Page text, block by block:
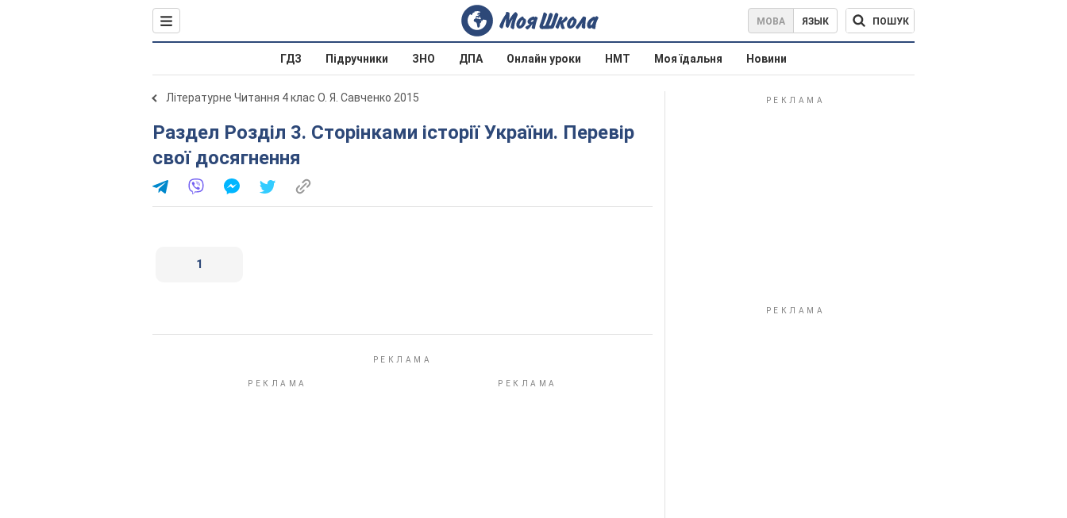
МОВА ЯЗЫК ПОШУК
ГДЗ Підручники ЗНО ДПА Онлайн уроки НМТ Моя їдальня Новини
Літературне Читання 4 клас О. Я. Савченко 2015
Раздел Розділ 3. Сторінками історії України. Перевір
свої досягнення
1